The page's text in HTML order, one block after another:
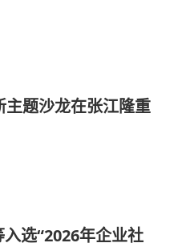
题沙龙在张江隆重
选“2026年企业社